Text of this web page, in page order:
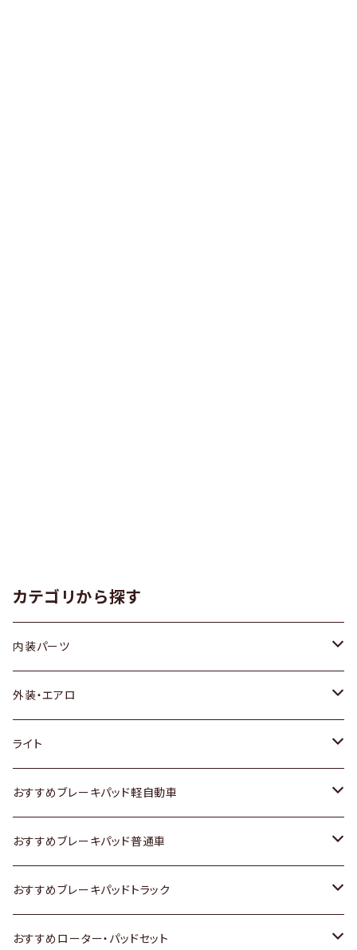
カテゴリから探す
内装パーツ
トヨタ
ホンダ
スズキ
日産
いすゞ
ダイハツ
外装・エアロ
トヨタ
ホンダ
スズキ
日産
いすゞ
ライト
トヨタ
スズキ
日産
いすゞ
おすすめブレーキパッド軽自動車
トヨタ
ホンダ
スズキ
おすすめブレーキパッド普通車
トヨタ
ホンダ
おすすめブレーキパッドトラック
トヨタ
おすすめローター・パッドセット